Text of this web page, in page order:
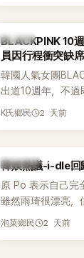
K-POP
BLACKPINK 10
員因行程衝突缺
韓國人氣女團
出道10週年，不過
Meet & Greet活
絲熱議。
K氏鄉民 2 天前
熱議討論
韓娛熱議-i-dle回
原 Po 表示自己完
雖然雨琦很漂亮，
SSERAFIM 和
泡菜鄉民 2 天前